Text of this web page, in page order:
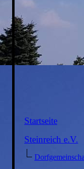
Startseite
Steinreich e.V.